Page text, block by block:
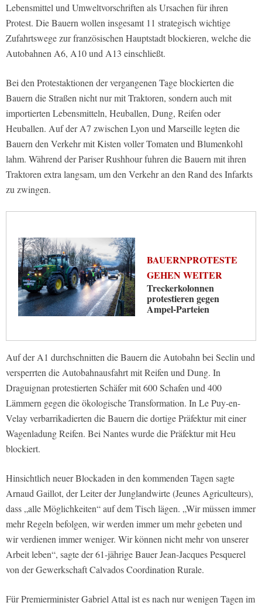
Lebensmittel und Umweltvorschriften als Ursachen für ihren
Protest. Die Bauern wollen insgesamt 11 strategisch wichtige
Zufahrtswege zur französischen Hauptstadt blockieren, welche die
Autobahnen A6, A10 und A13 einschließt.
Bei den Protestaktionen der vergangenen Tage blockierten die
Bauern die Straßen nicht nur mit Traktoren, sondern auch mit
importierten Lebensmitteln, Heuballen, Dung, Reifen oder
Heuballen. Auf der A7 zwischen Lyon und Marseille legten die
Bauern den Verkehr mit Kisten voller Tomaten und Blumenkohl
lahm. Während der Pariser Rushhour fuhren die Bauern mit ihren
Traktoren extra langsam, um den Verkehr an den Rand des Infarkts
zu zwingen.
BAUERNPROTESTE
GEHEN WEITER
Treckerkolonnen
protestieren gegen
Ampel-Parteien
Auf der A1 durchschnitten die Bauern die Autobahn bei Seclin und
versperrten die Autobahnausfahrt mit Reifen und Dung. In
Draguignan protestierten Schäfer mit 600 Schafen und 400
Lämmern gegen die ökologische Transformation. In Le Puy-en-
Velay verbarrikadierten die Bauern die dortige Präfektur mit einer
Wagenladung Reifen. Bei Nantes wurde die Präfektur mit Heu
blockiert.
Hinsichtlich neuer Blockaden in den kommenden Tagen sagte
Arnaud Gaillot, der Leiter der Junglandwirte (Jeunes Agriculteurs),
dass „alle Möglichkeiten“ auf dem Tisch lägen. „Wir müssen immer
mehr Regeln befolgen, wir werden immer um mehr gebeten und
wir verdienen immer weniger. Wir können nicht mehr von unserer
Arbeit leben“, sagte der 61-jährige Bauer Jean-Jacques Pesquerel
von der Gewerkschaft Calvados Coordination Rurale.
Für Premierminister Gabriel Attal ist es nach nur wenigen Tagen im